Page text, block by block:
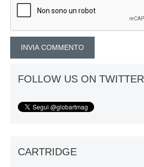
FOLLOW US ON TWITTER
CARTRIDGE